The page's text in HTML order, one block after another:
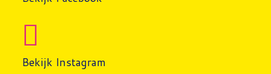
Bekijk Instagram